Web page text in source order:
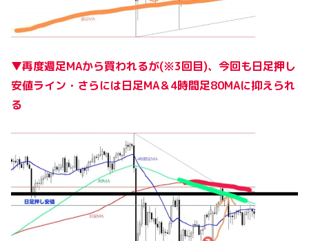
▼再度週足MAから買われるが(※3回目)、今回も日足押し
安値ライン・さらには日足MA＆4時間足80MAに抑えられ
る